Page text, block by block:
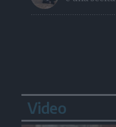
Video